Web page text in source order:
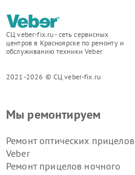
СЦ veber-fix.ru - сеть сервисных
центров в Красноярске по ремонту и
обслуживанию техники Veber
2021-2026 © СЦ veber-fix.ru
Мы ремонтируем
Ремонт оптических прицелов
Veber
Ремонт прицелов ночного